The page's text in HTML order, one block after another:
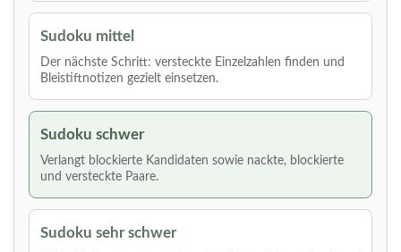
Sudoku mittel
Der nächste Schritt: versteckte Einzelzahlen finden und
Bleistiftnotizen gezielt einsetzen.
Sudoku schwer
Verlangt blockierte Kandidaten sowie nackte, blockierte
und versteckte Paare.
Sudoku sehr schwer